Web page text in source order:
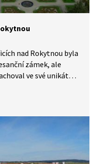
nad Rokytnou byla
zámek, ale
ve své unikátní
na něm premiéru
Antonína Míči.